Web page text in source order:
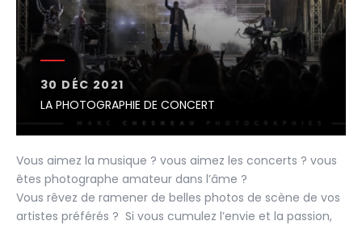
30 DÉC 2021
LA PHOTOGRAPHIE DE CONCERT
Vous aimez la musique ? vous aimez les concerts ? vous
êtes photographe amateur dans l’âme ?
Vous rêvez de ramener de belles photos de scène de vos
artistes préférés ? Si vous cumulez l’envie et la passion,